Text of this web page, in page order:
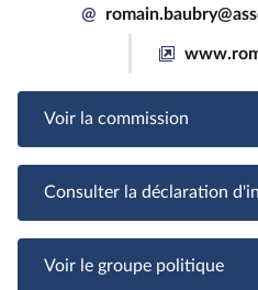
@
Voir la commission
Consulter la déclaration
Voir le groupe politique